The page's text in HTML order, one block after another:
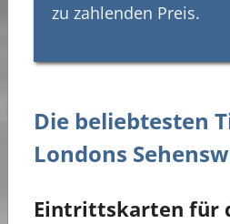
zu zahlenden Preis.
Die beliebtesten
Londons
Eintrittskarten für